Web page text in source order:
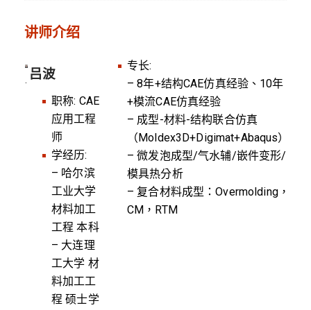
讲师介绍
. 吕波
职称: CAE
应用工程
师
学经历:
– 哈尔滨
工业大学
材料加工
工程 本科
– 大连理
工大学 材
料加工工
程 硕士学
专长:
– 8年+结构CAE仿真经验、10年
+模流CAE仿真经验
– 成型-材料-结构联合仿真
（Moldex3D+Digimat+Abaqus）
– 微发泡成型/气水辅/嵌件变形/
模具热分析
– 复合材料成型：Overmolding，
CM，RTM